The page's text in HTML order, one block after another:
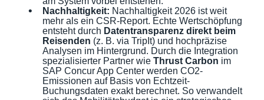
Nachhaltigkeit: Nachhaltigkeit 2026 ist weit
mehr als ein CSR-Report. Echte Wertschöpfung
entsteht durch Datentransparenz direkt beim
Reisenden (z. B. via TripIt) und hochpräzise
Analysen im Hintergrund. Durch die Integration
spezialisierter Partner wie Thrust Carbon im
SAP Concur App Center werden CO2-
Emissionen auf Basis von Echtzeit-
Buchungsdaten exakt berechnet. So verwandelt